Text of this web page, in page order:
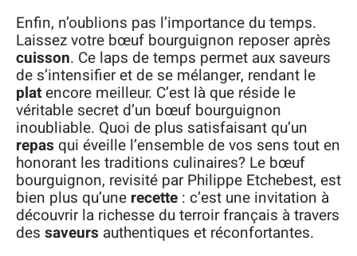
Enfin, n’oublions pas l’importance du temps.
Laissez votre bœuf bourguignon reposer après
cuisson. Ce laps de temps permet aux saveurs
de s’intensifier et de se mélanger, rendant le
platencore meilleur. C’est là que réside le
véritable secret d’un bœuf bourguignon
inoubliable. Quoi de plus satisfaisant qu’un
repas qui éveille l’ensemble de vos sens tout en
honorant les traditions culinaires? Le bœuf
bourguignon, revisité par Philippe Etchebest, est
bien plus qu’une recette : c’est une invitation à
découvrir la richesse du terroir français à travers
des saveurs authentiques et réconfortantes.